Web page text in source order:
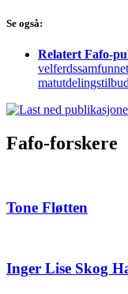
Se også:
Relatert Fafo-
Fafo-forskere
Tone Fløtten
Inger Lise Skog